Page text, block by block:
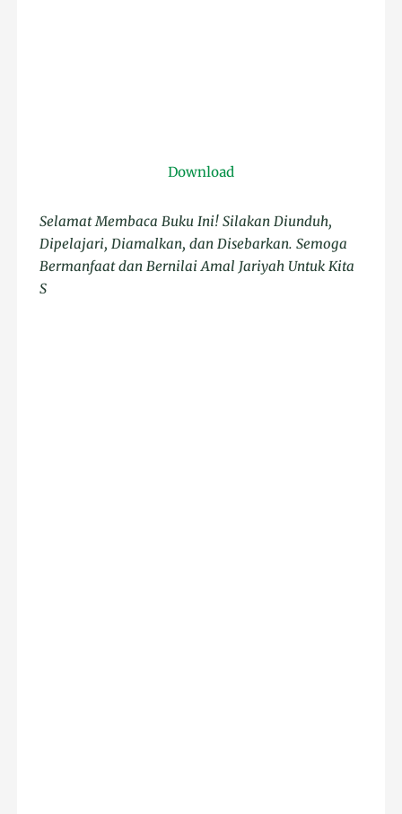
Download
Selamat Membaca Buku Ini! Silakan Diunduh,
Dipelajari, Diamalkan, dan Disebarkan. Semoga
Bermanfaat dan Bernilai Amal Jariyah Untuk Kita
S